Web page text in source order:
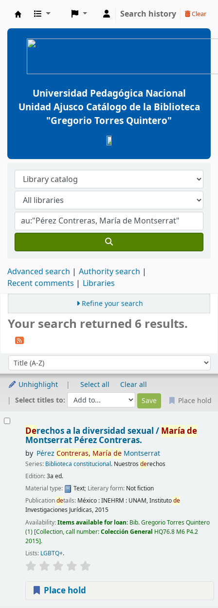
BiblioGTQ
Search history Clear
Universidad Pedagógica Nacional
Unidad Ajusco Catálogo de la Biblioteca
"Gregorio Torres Quintero"
Advanced search
Authority search
Recent comments
Libraries
Refine your search
Your search returned 6 results.
Sort by:
Unhighlight Select all
Clear all
Select titles to:
Place hold
Derechos a la diversidad sexual / María de
Montserrat Pérez Contreras.
by Pérez Contreras, María deMontserrat
Series: Biblioteca constitucional. Nuestros derechos
Edition:3a ed.
Material type:
Text; Literary form: Not fiction
Publicationdetails: México :INEHRM : UNAM, Institutode
Investigaciones Jurídicas,2015
Availability:Items available for loan: Bib. Gregorio Torres Quintero
(1) Collection, call number:Colección General HQ76.8 M6 P4.2
2015 .
Lists: LGBTQ+.
Place hold